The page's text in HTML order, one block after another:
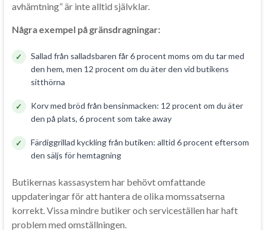
avhämtning” är inte alltid självklar.
Några exempel på gränsdragningar:
Sallad från salladsbaren får 6 procent moms om du tar med
den hem, men 12 procent om du äter den vid butikens
sitthörna
Korv med bröd från bensinmacken: 12 procent om du äter
den på plats, 6 procent som take away
Färdiggrillad kyckling från butiken: alltid 6 procent eftersom
den säljs för hemtagning
Butikernas kassasystem har behövt omfattande
uppdateringar för att hantera de olika momssatserna
korrekt. Vissa mindre butiker och serviceställen har haft
problem med omställningen.